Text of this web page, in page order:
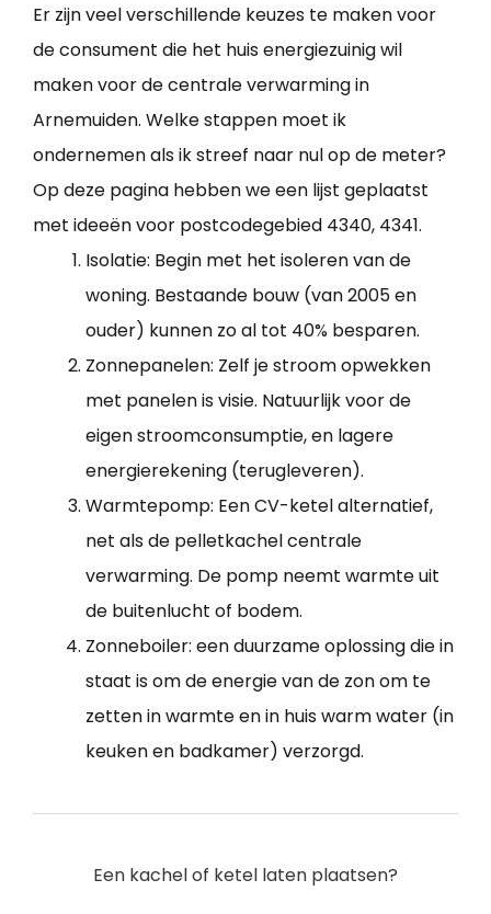
Er zijn veel verschillende keuzes te maken voor
de consument die het huis energiezuinig wil
maken voor de centrale verwarming in
Arnemuiden. Welke stappen moet ik
ondernemen als ik streef naar nul op de meter?
Op deze pagina hebben we een lijst geplaatst
met ideeën voor postcodegebied 4340, 4341.
Isolatie: Begin met het isoleren van de
woning. Bestaande bouw (van 2005 en
ouder) kunnen zo al tot 40% besparen.
Zonnepanelen: Zelf je stroom opwekken
met panelen is visie. Natuurlijk voor de
eigen stroomconsumptie, en lagere
energierekening (terugleveren).
Warmtepomp: Een CV-ketel alternatief,
net als de pelletkachel centrale
verwarming. De pomp neemt warmte uit
de buitenlucht of bodem.
Zonneboiler: een duurzame oplossing die in
staat is om de energie van de zon om te
zetten in warmte en in huis warm water (in
keuken en badkamer) verzorgd.
Een kachel of ketel laten plaatsen?